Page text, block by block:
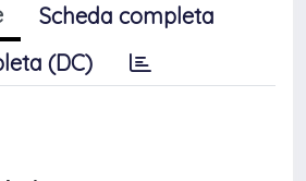
Scheda completa
(DC)